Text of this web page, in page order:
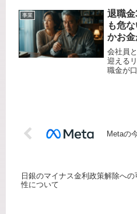
の中に
昔々、
事業
退職
も危
かお
現役
会社員
迎える
職金が
Metaの
日銀のマイナス金利政策解除への
性について